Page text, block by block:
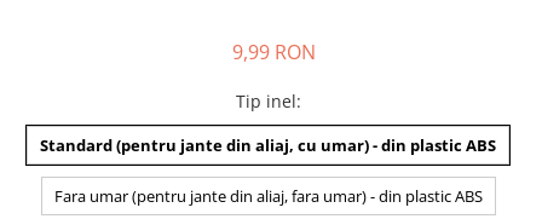
9,99 RON
Tip inel:
Standard (pentru jante din aliaj, cu umar) - din plastic ABS
Fara umar (pentru jante din aliaj, fara umar) - din plastic ABS